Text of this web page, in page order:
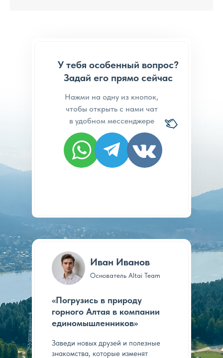
У тебя особенный вопрос?
Задай его прямо сейчас
Нажми на одну из кнопок,
чтобы открыть с нами чат
в удобном мессенджере
«Погрузись в природу
горного Алтая в компании
единомышленников»
Иван Иванов
Основатель Altai Team
Заведи новых друзей и полезные
знакомства, которые изменят